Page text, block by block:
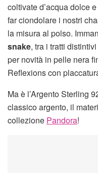
coltivate d’acqua dolce
far ciondolare i nostri
la misura al polso.
snake, tra i tratti
per novità in pelle nera
Reflexions con
Ma è l’Argento Sterling
classico argento, il
collezione Pandora!